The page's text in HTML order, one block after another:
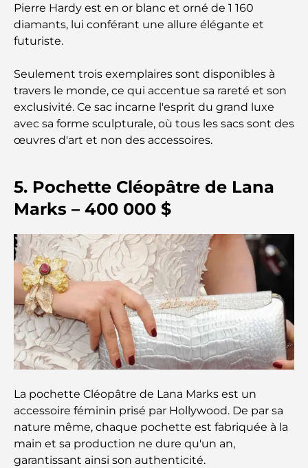
Résidences en bord de mer à Dubaï : le luxe au
bord de la mer
Les meilleures banques de Dubaï pour les
expatriés : un guide bancaire complet
Le pays le plus cher du monde : un classement
mondial des coûts
guide pour les amateurs de viande
26)
Guide des salles de sport de Damac Hills : Les
meilleures options de remise en forme à Damac
Hills et aux alentours
Les meilleurs centres commerciaux de Dubaï pour
le shopping et les loisirs
dynamique de Dubaï
Cartes de crédit aux Émirats arabes unis : un guide
complet pour dépenser intelligemment
Pierre Hardy est en or blanc et orné de 1 160
diamants, lui conférant une allure élégante et
futuriste.
Seulement trois exemplaires sont disponibles à
travers le monde, ce qui accentue sa rareté et son
exclusivité. Ce sac incarne l'esprit du grand luxe
avec sa forme sculpturale, où tous les sacs sont des
œuvres d'art et non des accessoires.
5. Pochette Cléopâtre de Lana
Marks – 400 000 $
La pochette Cléopâtre de Lana Marks est un
accessoire féminin prisé par Hollywood. De par sa
nature même, chaque pochette est fabriquée à la
main et sa production ne dure qu'un an,
garantissant ainsi son authenticité.